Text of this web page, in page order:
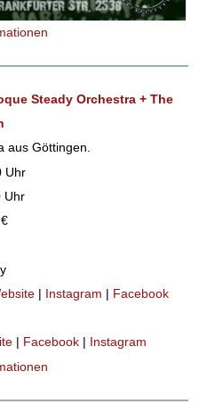
Steady Orchestra + The
aus Göttingen.
Uhr
Uhr
| Instagram | Facebook
| Facebook | Instagram